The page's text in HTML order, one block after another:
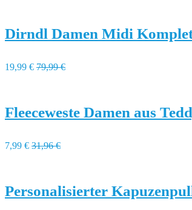
Dirndl Damen Midi
19,99 € 79,99 €
Fleeceweste Damen aus
7,99 € 31,96 €
Personalisierter